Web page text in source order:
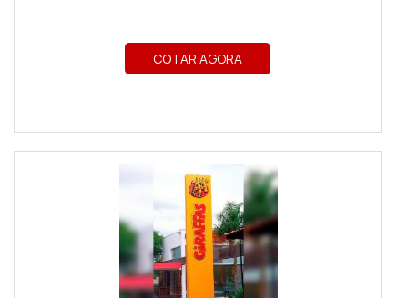
COTAR AGORA